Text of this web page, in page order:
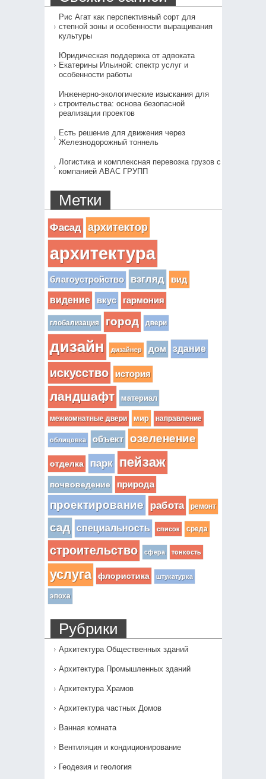
Рис Агат как перспективный сорт для
степной зоны и особенности выращивания
культуры
Юридическая поддержка от адвоката
Екатерины Ильиной: спектр услуг и
особенности работы
Инженерно-экологические изыскания для
строительства: основа безопасной
реализации проектов
Есть решение для движения через
Железнодорожный тоннель
Логистика и комплексная перевозка грузов с
компанией АВАС ГРУПП
Метки
Фасад архитектор
архитектура
благоустройство взгляд вид
видение вкус гармония
глобализация город двери
дизайн дизайнер дом здание
искусство история
ландшафт материал
межкомнатные двери мир направление
облицовка объект озеленение
отделка парк пейзаж
почвоведение природа
проектирование работа ремонт
сад специальность список среда
строительство сфера тонкость
услуга флористика штукатурка
эпоха
Рубрики
Архитектура Общественных зданий
Архитектура Промышленных зданий
Архитектура Храмов
Архитектура частных Домов
Ванная комната
Вентиляция и кондиционирование
Геодезия и геология